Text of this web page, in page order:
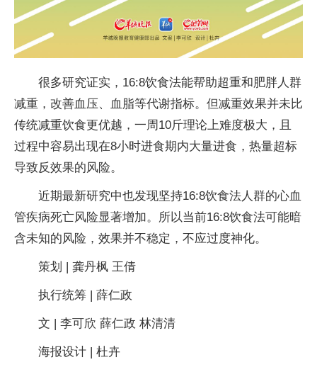
很多研究证实，16:8饮食法能帮助超重和肥胖人群
减重，改善血压、血脂等代谢指标。但减重效果并未比
传统减重饮食更优越，一周10斤理论上难度极大，且
过程中容易出现在8小时进食期内大量进食，热量超标
导致反效果的风险。
近期最新研究中也发现坚持16:8饮食法人群的心血
管疾病死亡风险显著增加。所以当前16:8饮食法可能暗
含未知的风险，效果并不稳定，不应过度神化。
策划 | 龚丹枫 王倩
执行统筹 | 薛仁政
文 | 李可欣 薛仁政 林清清
海报设计 | 杜卉